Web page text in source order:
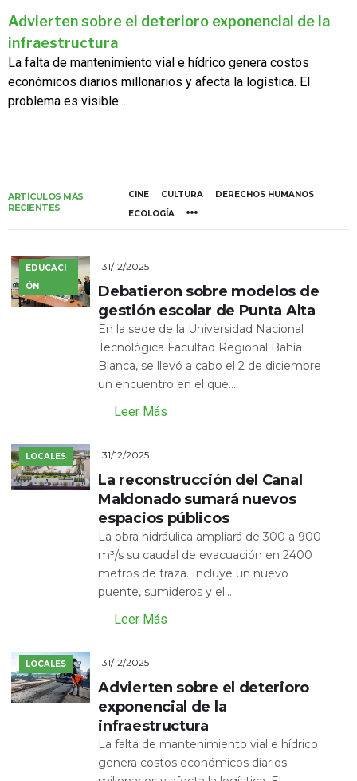
Advierten sobre el deterioro exponencial de la
infraestructura
La falta de mantenimiento vial e hídrico genera costos
económicos diarios millonarios y afecta la logística. El
problema es visible...
ARTÍCULOS MÁS
RECIENTES
CINE CULTURA
DERECHOS HUMANOS
ECOLOGÍA
EDUCACI
ÓN
31/12/2025
Debatieron sobre modelos de
gestión escolar de Punta Alta
En la sede de la Universidad Nacional
Tecnológica Facultad Regional Bahía
Blanca, se llevó a cabo el 2 de diciembre
un encuentro en el que...
Leer Más
LOCALES 31/12/2025
La reconstrucción del Canal
Maldonado sumará nuevos
espacios públicos
La obra hidráulica ampliará de 300 a 900
m³/s su caudal de evacuación en 2400
metros de traza. Incluye un nuevo
puente, sumideros y el...
Leer Más
LOCALES 31/12/2025
Advierten sobre el deterioro
exponencial de la
infraestructura
La falta de mantenimiento vial e hídrico
genera costos económicos diarios